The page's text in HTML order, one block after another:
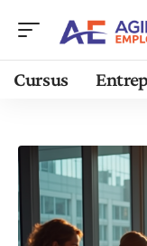
Cursus